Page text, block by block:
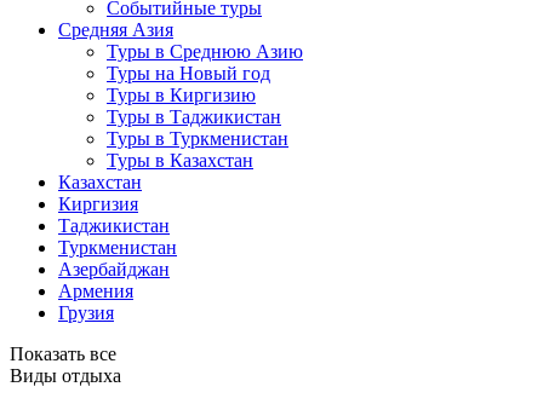
Событийные туры
Средняя Азия
Туры в Среднюю Азию
Туры на Новый год
Туры в Киргизию
Туры в Таджикистан
Туры в Туркменистан
Туры в Казахстан
Казахстан
Киргизия
Таджикистан
Туркменистан
Азербайджан
Армения
Грузия
Показать все
Виды отдыха